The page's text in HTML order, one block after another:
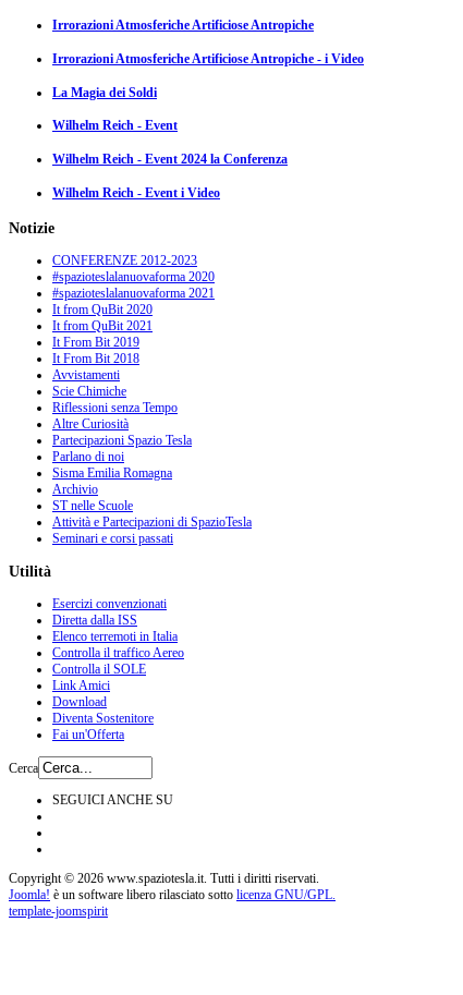
Irrorazioni Atmosferiche Artificiose Antropiche
Irrorazioni Atmosferiche Artificiose Antropiche - i Video
La Magia dei Soldi
Wilhelm Reich - Event
Wilhelm Reich - Event 2024 la Conferenza
Wilhelm Reich - Event i Video
Notizie
CONFERENZE 2012-2023
#spazioteslalanuovaforma 2020
#spazioteslalanuovaforma 2021
It from QuBit 2020
It from QuBit 2021
It From Bit 2019
It From Bit 2018
Avvistamenti
Scie Chimiche
Riflessioni senza Tempo
Altre Curiosità
Partecipazioni Spazio Tesla
Parlano di noi
Sisma Emilia Romagna
Archivio
ST nelle Scuole
Attività e Partecipazioni di SpazioTesla
Seminari e corsi passati
Utilità
Esercizi convenzionati
Diretta dalla ISS
Elenco terremoti in Italia
Controlla il traffico Aereo
Controlla il SOLE
Link Amici
Download
Diventa Sostenitore
Fai un'Offerta
Cerca
SEGUICI ANCHE SU
Copyright © 2026 www.spaziotesla.it. Tutti i diritti riservati.
Joomla! è un software libero rilasciato sotto licenza GNU/GPL.
template-joomspirit